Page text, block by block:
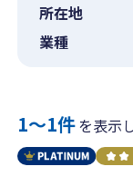
所在地
業種
1〜1件を表示